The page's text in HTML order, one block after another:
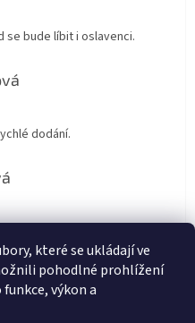
které se ukládají ve
pohodlné prohlížení
výkon a
se bude líbit i oslavenci.
5 z 5 hvězdiček.
dodání.
5 z 5 hvězdiček.
5 z 5 hvězdiček.